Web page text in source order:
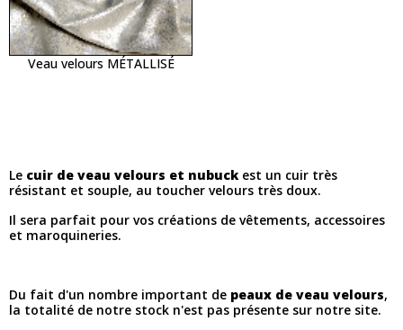
Veau velours MÉTALLISÉ
Le cuir de veau velours et nubuckest un cuir très
résistant et souple, au toucher velours très doux.
Il sera parfait pour vos créations de vêtements, accessoires
et maroquineries.
Du fait d'un nombre important de peaux de veau velours,
la totalité de notre stock n'est pas présente sur notre site.